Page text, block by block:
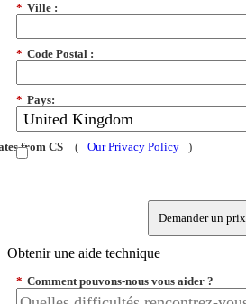
* Ville :
* Code Postal :
* Pays:
from CS ( Our Privacy Policy )
Demander un prix
Obtenir une aide technique
* Comment pouvons-nous vous aider ?